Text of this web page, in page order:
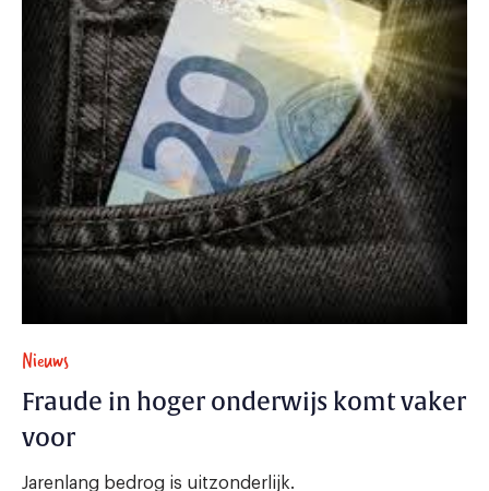
Nieuws
Fraude in hoger onderwijs komt vaker
voor
Jarenlang bedrog is uitzonderlijk.